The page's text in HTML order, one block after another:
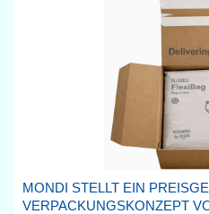
MONDI STELLT EIN
VERPACKUNGSKONZEPT